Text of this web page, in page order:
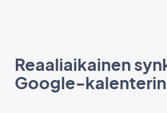
Reaaliaikainen
Google-kalenterin